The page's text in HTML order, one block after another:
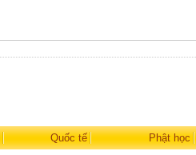
Quốc tế
Phật học